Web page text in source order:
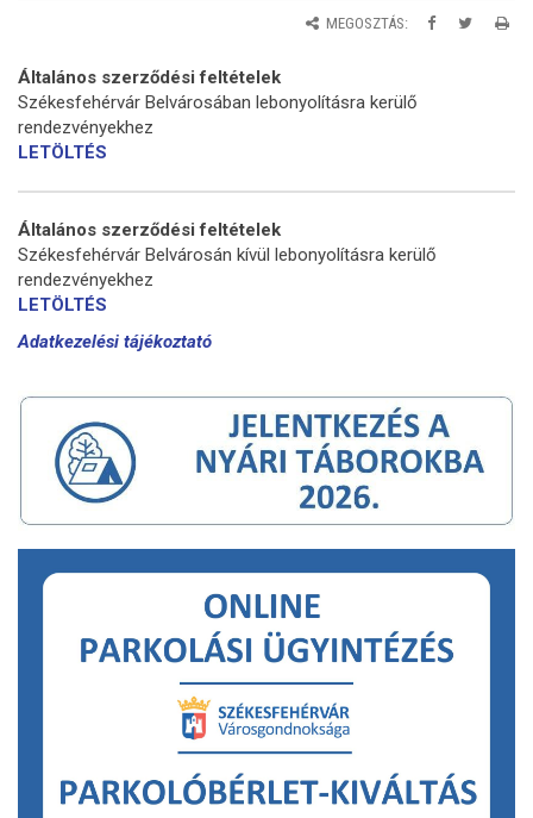
MEGOSZTÁS:
Általános szerződési feltételek
Székesfehérvár Belvárosában lebonyolításra kerülő
rendezvényekhez
LETÖLTÉS
Általános szerződési feltételek
Székesfehérvár Belvárosán kívül lebonyolításra kerülő
rendezvényekhez
LETÖLTÉS
Adatkezelési tájékoztató